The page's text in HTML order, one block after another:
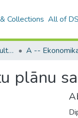
Collections All of
B4 – LU fakultātes / Faculties of the UL
plānu